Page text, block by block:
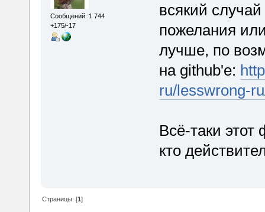
Сообщений: 1 744
+175/-17
всякий
пожелания
лучше, по
на github'е:
ru/lesswrong-
Всё-таки
кто
Страницы: [1]